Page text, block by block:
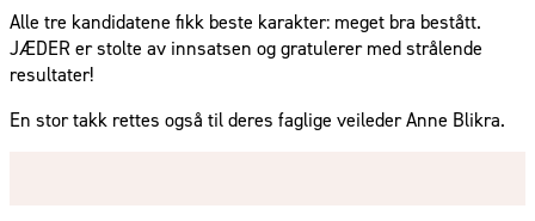
Alle tre kandidatene fikk beste karakter: meget bra bestått.
JÆDER er stolte av innsatsen og gratulerer med strålende
resultater!
En stor takk rettes også til deres faglige veileder Anne Blikra.